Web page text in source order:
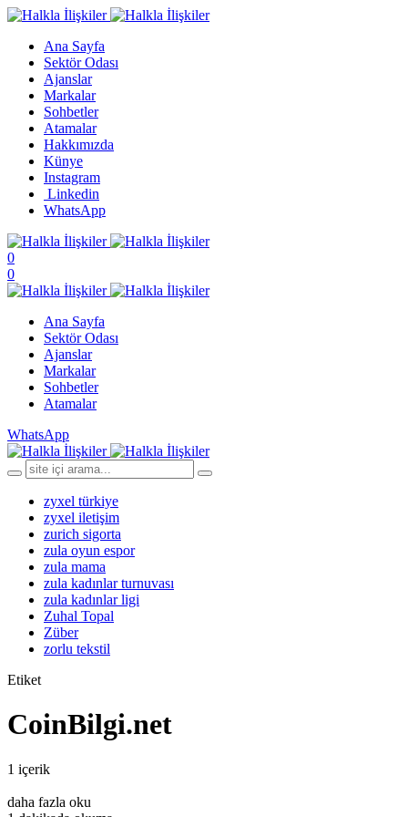
Ana Sayfa
Sektör Odası
Ajanslar
Markalar
Sohbetler
Atamalar
Hakkımızda
Künye
Instagram
Linkedin
WhatsApp
0
0
Ana Sayfa
Sektör Odası
Ajanslar
Markalar
Sohbetler
Atamalar
WhatsApp
zyxel türkiye
zyxel iletişim
zurich sigorta
zula oyun espor
zula mama
zula kadınlar turnuvası
zula kadınlar ligi
Zuhal Topal
Züber
zorlu tekstil
Etiket
CoinBilgi.net
1 içerik
daha fazla oku